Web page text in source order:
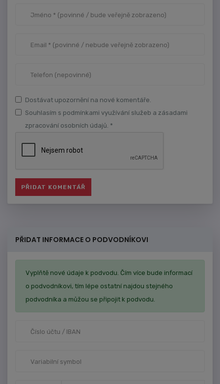
Dostávat upozornění na nové komentáře.
Souhlasím s podmínkami využívání služeb a zásadami
zpracování osobních údajů. *
PŘIDAT INFORMACE O PODVODNÍKOVI
Vyplňtě nové údaje k podvodu. Čím více bude informací
o podvodníkovi, tím lépe ostatní najdou stejného
podvodníka a můžou se připojit k podvodu.